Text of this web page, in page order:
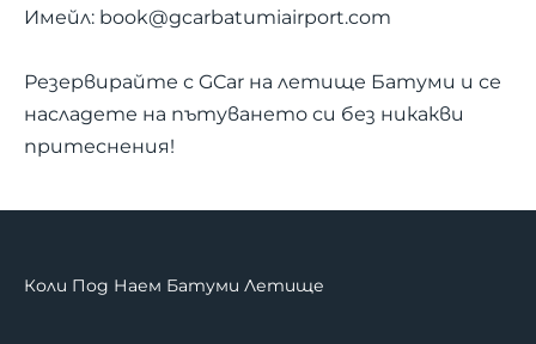
Имейл: book@gcarbatumiairport.com
Резервирайте с GCar на летище Батуми и се
насладете на пътуването си без никакви
притеснения!
Коли Под Наем Батуми Летище